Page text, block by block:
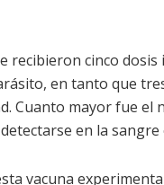
recibieron cinco
en tanto que
Cuanto mayor fue el
en la
vacuna